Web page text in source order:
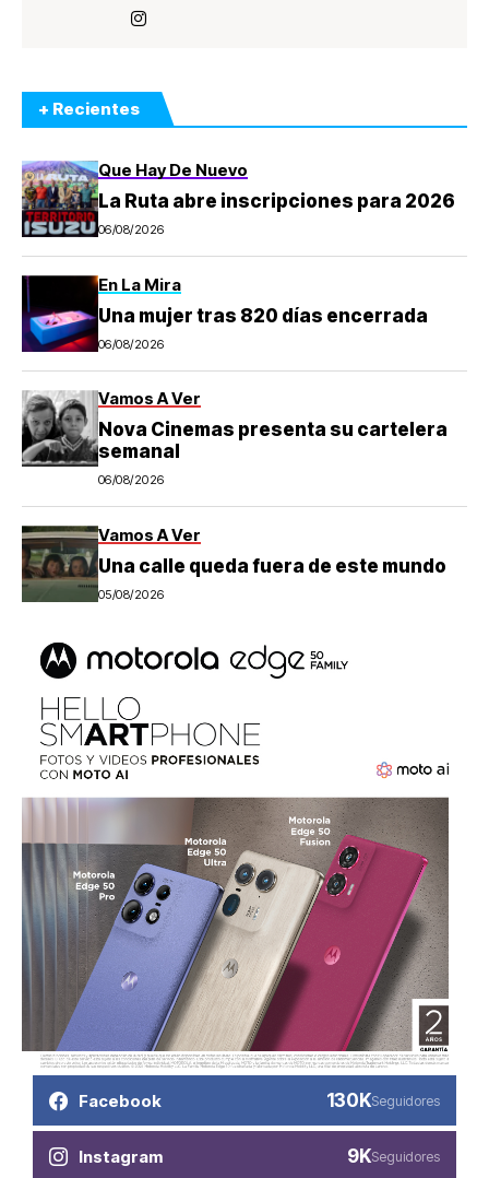
+ Recientes
Que Hay De Nuevo
La Ruta abre inscripciones para 2026
06/08/2026
En La Mira
Una mujer tras 820 días encerrada
06/08/2026
Vamos A Ver
Nova Cinemas presenta su cartelera
semanal
06/08/2026
Vamos A Ver
Una calle queda fuera de este mundo
05/08/2026
Facebook 130KSeguidores
Instagram 9KSeguidores